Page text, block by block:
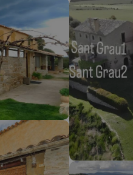
corrispondente alla
perso la strada. Non